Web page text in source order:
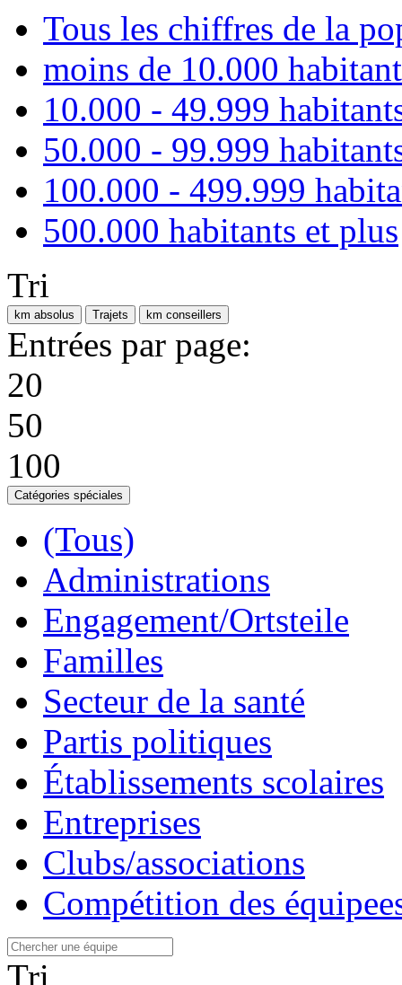
Tous les chiffres de la
moins de 10.000
10.000 - 49.999
50.000 - 99.999
100.000 - 499.999
500.000 habitants et plus
Tri
km absolus Trajets km conseillers
Entrées par page:
20
50
100
Catégories spéciales
(Tous)
Administrations
Engagement/Ortsteile
Familles
Secteur de la santé
Partis politiques
Établissements scolaires
Entreprises
Clubs/associations
Compétition des
Tri